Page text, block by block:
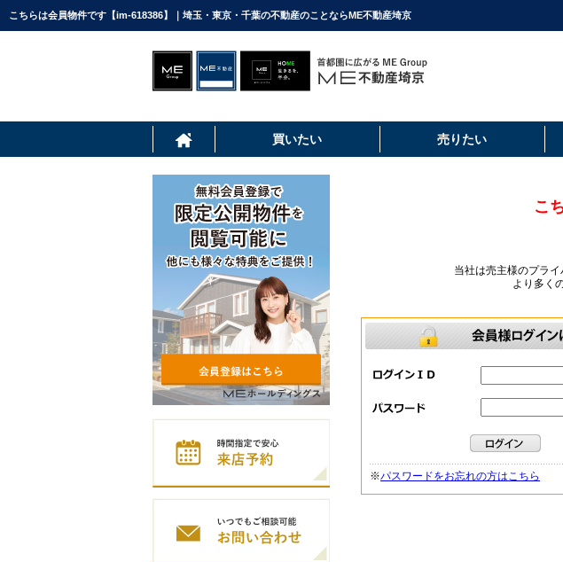
こちらは会員物件です【im-618386】｜埼玉・東京・千葉の不動産のことならME不動産埼京
買いたい 売りたい
こ
当社は売主様のプラ
より多く
※パスワードをお忘れの方はこちら